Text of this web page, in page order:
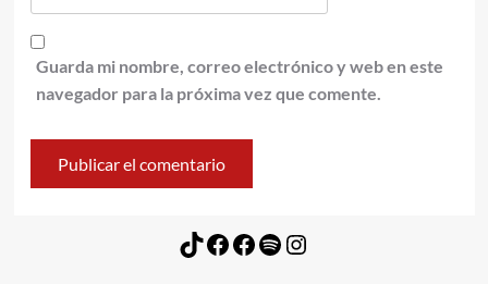
Guarda mi nombre, correo electrónico y web en este
navegador para la próxima vez que comente.
TikTok
Facebook
Facebook
Spotify
Instagram